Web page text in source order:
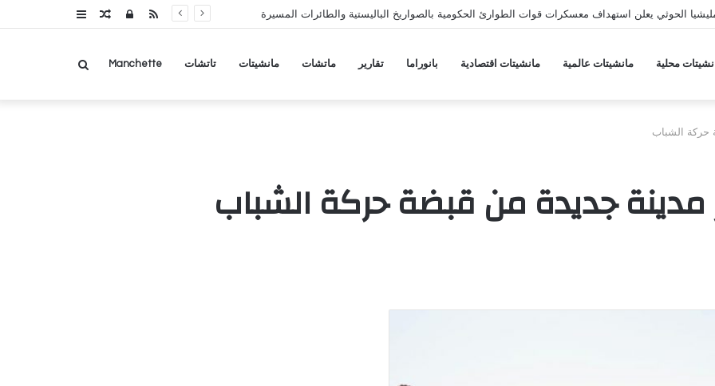
الحوثي يعلن استهداف معسكرات قوات الطوارئ الحكومية بالصواريخ الباليستية والطائرات المسيرة عمودمقالتسجيلRSS
محلية مانشيتات عالمية مانشيتات اقتصادية بانوراما تقارير ماتشات مانشيتات تاتشات Manchette بحث
حركة الشباب
مدينة جديدة من قبضة حركة الشباب